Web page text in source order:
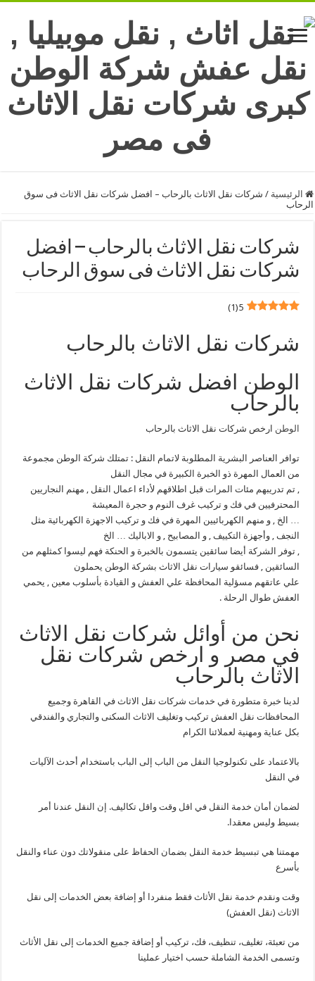
الرئيسية / شركات نقل الاثاث بالرحاب – افضل شركات نقل الاثاث فى سوق
الرحاب
شركات نقل الاثاث بالرحاب – افضل
شركات نقل الاثاث فى سوق الرحاب
5
(
1
)
شركات نقل الاثاث بالرحاب
الوطن افضل شركات نقل الاثاث
بالرحاب
الوطن ارخص شركات نقل الاثاث بالرحاب
توافر العناصر البشرية المطلوبة لاتمام النقل : تمتلك شركة الوطن مجموعة
من العمال المهرة ذو الخبرة الكبيرة في مجال النقل
, تم تدريبهم مئات المرات قبل اطلاقهم لأداء اعمال النقل , مهنم النجاريين
المحترفيين في فك و تركيب غرف النوم و حجرة المعيشة
… الخ , و منهم الكهربائيين المهرة في فك و تركيب الاجهزة الكهربائية مثل
النجف , وأجهزة التكييف , و المصابيح , و الاباليك … الخ
, توفر الشركة أيضا سائقين يتسمون بالخبرة و الحنكة فهم ليسوا كمثلهم من
السائقين , فسائقو سيارات نقل الاثاث بشركة الوطن يحملون
علي عاتقهم مسؤلية المحافظة علي العفش و القيادة بأسلوب معين , يحمي
العفش طوال الرحلة .
نحن من أوائل شركات نقل الاثاث
في مصر و ارخص شركات نقل
الاثاث بالرحاب
لدينا خبرة متطورة في خدمات شركات نقل الاثاث في القاهرة وجميع
المحافظات نقل العفش تركيب وتغليف الاثاث السكنى والتجاري والفندقي
بكل عناية ومهنية لعملائنا الكرام
بالاعتماد على تكنولوجيا النقل من الباب إلى الباب باستخدام أحدث الآليات
في النقل
لضمان أمان خدمة النقل في اقل وقت واقل تكاليف. إن النقل عندنا أمر
بسيط وليس معقدا.
مهمتنا هي تبسيط خدمة النقل بضمان الحفاظ على منقولاتك دون عناء والنقل
بأسرع
وقت ونقدم خدمة نقل الأثاث فقط منفردا أو إضافة بعض الخدمات إلى نقل
الاثاث (نقل العفش)
من تعبئة، تغليف، تنظيف، فك، تركيب أو إضافة جميع الخدمات إلى نقل الأثاث
وتسمى الخدمة الشاملة حسب اختيار عملينا